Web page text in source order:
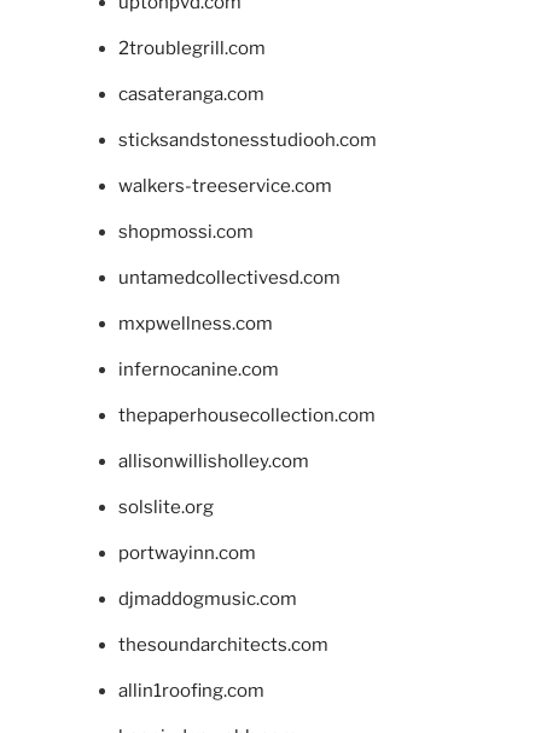
2troublegrill.com
casateranga.com
sticksandstonesstudiooh.com
walkers-treeservice.com
shopmossi.com
untamedcollectivesd.com
mxpwellness.com
infernocanine.com
thepaperhousecollection.com
allisonwillisholley.com
solslite.org
portwayinn.com
djmaddogmusic.com
thesoundarchitects.com
allin1roofing.com